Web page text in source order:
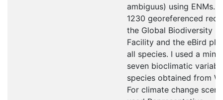
ambiguus) using ENMs.
1230 georeferenced
the Global Biodiversity
Facility and the eBird
all species. I used a
seven bioclimatic
species obtained from
For climate change